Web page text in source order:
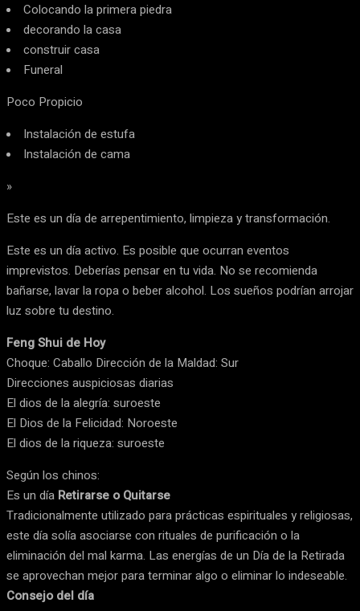
Colocando la primera piedra
decorando la casa
construir casa
Funeral
Poco Propicio
Instalación de estufa
Instalación de cama
»
Este es un día de arrepentimiento, limpieza y transformación.
Este es un día activo. Es posible que ocurran eventos
imprevistos. Deberías pensar en tu vida. No se recomienda
bañarse, lavar la ropa o beber alcohol. Los sueños podrían arrojar
luz sobre tu destino.
Feng Shui de Hoy
Choque: Caballo Dirección de la Maldad: Sur
Direcciones auspiciosas diarias
El dios de la alegría: suroeste
El Dios de la Felicidad: Noroeste
El dios de la riqueza: suroeste
Según los chinos:
Es un día Retirarse o Quitarse
Tradicionalmente utilizado para prácticas espirituales y religiosas,
este día solía asociarse con rituales de purificación o la
eliminación del mal karma. Las energías de un Día de la Retirada
se aprovechan mejor para terminar algo o eliminar lo indeseable.
Consejo del día